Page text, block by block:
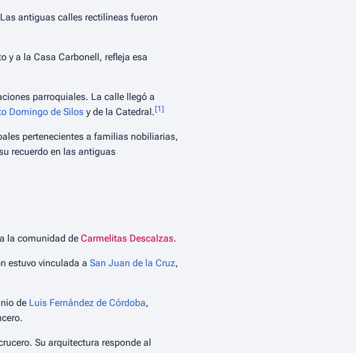
antiguas calles rectilíneas fueron
y a la Casa Carbonell, refleja esa
parroquiales. La calle llegó a
Domingo de Silos y de la Catedral.[1]
pertenecientes a familias nobiliarias,
recuerdo en las antiguas
la comunidad de Carmelitas Descalzas.
estuvo vinculada a San Juan de la Cruz,
de Luis Fernández de Córdoba,
Su arquitectura responde al